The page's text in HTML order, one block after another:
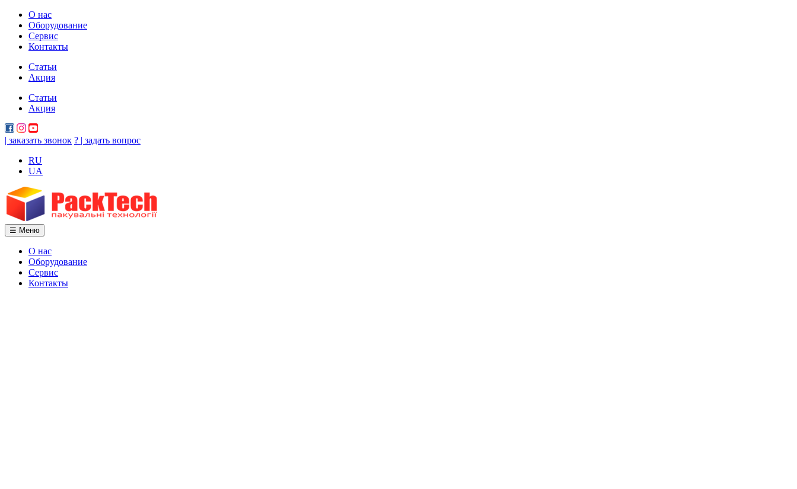
О нас
Оборудование
Сервис
Контакты
Статьи
Акция
Статьи
Акция
| заказать звонок ? | задать вопрос
RU
UA
☰ Меню
О нас
Оборудование
Сервис
Контакты